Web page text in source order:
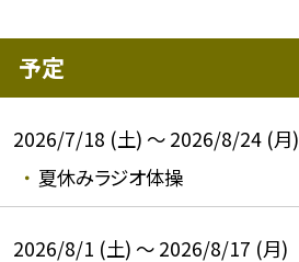
予定
2026/7/18 (土) ～ 2026/8/24 (月)
夏休みラジオ体操
2026/8/1 (土) ～ 2026/8/17 (月)